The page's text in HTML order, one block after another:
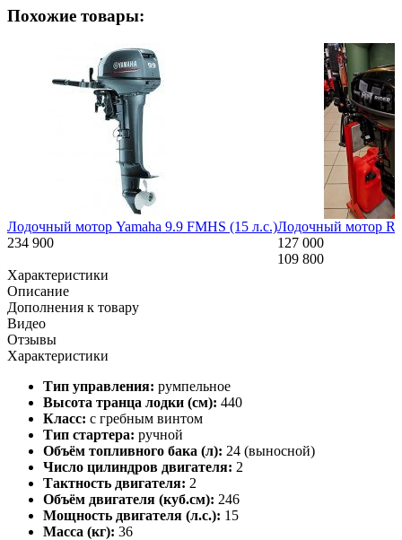
Похожие товары:
Лодочный мотор Yamaha 9.9 FMHS (15 л.с.)
234 900
Лодочный мотор
127 000
109 800
Характеристики
Описание
Дополнения к товару
Видео
Отзывы
Характеристики
Тип управления: румпельное
Высота транца лодки (см): 440
Класс: с гребным винтом
Тип стартера: ручной
Объём топливного бака (л): 24 (выносной)
Число цилиндров двигателя: 2
Тактность двигателя: 2
Объём двигателя (куб.см): 246
Мощность двигателя (л.с.): 15
Масса (кг): 36